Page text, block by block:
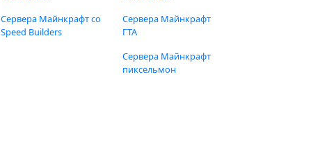
Сервера Майнкрафт со
Speed Builders
Сервера Майнкрафт
ГТА
Сервера Майнкрафт
пиксельмон